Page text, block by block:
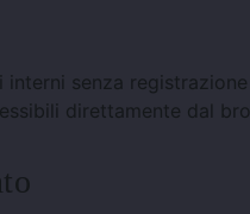
senza
direttamente dal